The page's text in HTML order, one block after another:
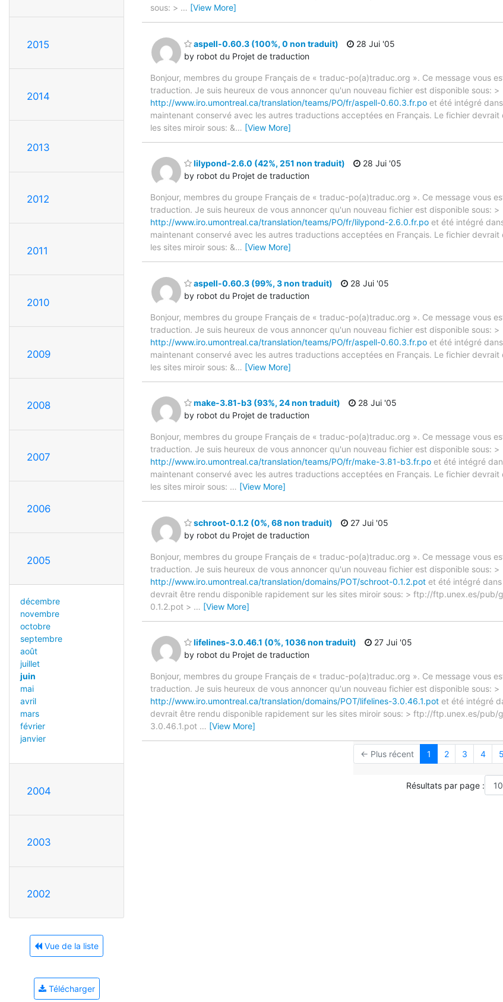
2015
2014
2013
2012
2011
2010
2009
2008
2007
2006
2005
décembre
novembre
octobre
septembre
août
juillet
juin
mai
avril
mars
février
janvier
2004
2003
2002
Vue de la liste
Télécharger
sous: > … [View More]
aspell-0.60.3 (100%, 0 non traduit)
by robot du Projet de traduction
28 Jui '05
Bonjour, membres du groupe Français de « traduc-po(a)traduc.org ». Ce message vous
traduction. Je suis heureux de vous annoncer qu'un nouveau fichier est disponible sous: >
http://www.iro.umontreal.ca/translation/teams/PO/fr/aspell-0.60.3.fr.po et été intégré
maintenant conservé avec les autres traductions acceptées en Français. Le fichier
les sites miroir sous: &… [View More]
lilypond-2.6.0 (42%, 251 non traduit)
by robot du Projet de traduction
28 Jui '05
Bonjour, membres du groupe Français de « traduc-po(a)traduc.org ». Ce message vous
traduction. Je suis heureux de vous annoncer qu'un nouveau fichier est disponible sous: >
http://www.iro.umontreal.ca/translation/teams/PO/fr/lilypond-2.6.0.fr.po et été intégré
maintenant conservé avec les autres traductions acceptées en Français. Le fichier
les sites miroir sous: &… [View More]
aspell-0.60.3 (99%, 3 non traduit)
by robot du Projet de traduction
28 Jui '05
Bonjour, membres du groupe Français de « traduc-po(a)traduc.org ». Ce message vous
traduction. Je suis heureux de vous annoncer qu'un nouveau fichier est disponible sous: >
http://www.iro.umontreal.ca/translation/teams/PO/fr/aspell-0.60.3.fr.po et été intégré
maintenant conservé avec les autres traductions acceptées en Français. Le fichier
les sites miroir sous: &… [View More]
make-3.81-b3 (93%, 24 non traduit)
by robot du Projet de traduction
28 Jui '05
Bonjour, membres du groupe Français de « traduc-po(a)traduc.org ». Ce message vous
traduction. Je suis heureux de vous annoncer qu'un nouveau fichier est disponible sous: >
http://www.iro.umontreal.ca/translation/teams/PO/fr/make-3.81-b3.fr.po et été intégré
maintenant conservé avec les autres traductions acceptées en Français. Le fichier
les sites miroir sous: … [View More]
schroot-0.1.2 (0%, 68 non traduit)
by robot du Projet de traduction
27 Jui '05
Bonjour, membres du groupe Français de « traduc-po(a)traduc.org ». Ce message vous
traduction. Je suis heureux de vous annoncer qu'un nouveau fichier est disponible sous: >
http://www.iro.umontreal.ca/translation/domains/POT/schroot-0.1.2.pot et été intégré
devrait être rendu disponible rapidement sur les sites miroir sous: > ftp://ftp.unex.es/
0.1.2.pot > … [View More]
lifelines-3.0.46.1 (0%, 1036 non traduit)
by robot du Projet de traduction
27 Jui '05
Bonjour, membres du groupe Français de « traduc-po(a)traduc.org ». Ce message vous
traduction. Je suis heureux de vous annoncer qu'un nouveau fichier est disponible sous: >
http://www.iro.umontreal.ca/translation/domains/POT/lifelines-3.0.46.1.pot et été intégré
devrait être rendu disponible rapidement sur les sites miroir sous: > ftp://ftp.unex.es/pub/
3.0.46.1.pot … [View More]
← Plus récent 1 2 3 4 5
Résultats par page :